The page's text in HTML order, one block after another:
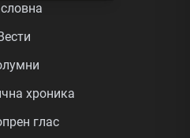
хроника
глас